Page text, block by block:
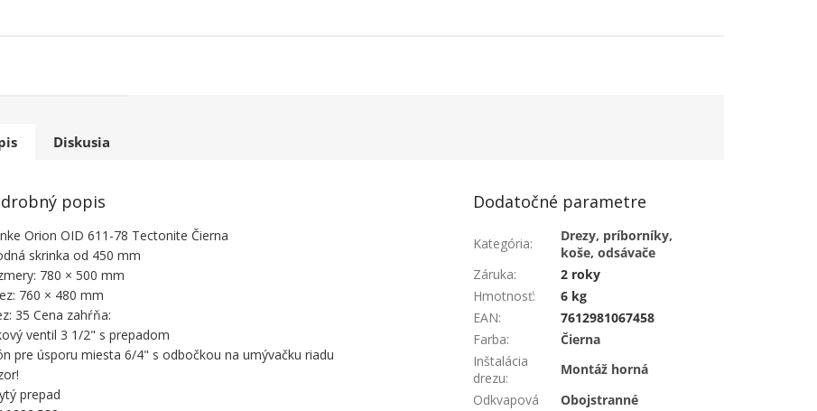
Diskusia
popis
Orion OID 611-78 Tectonite Čierna
skrinka od 450 mm
780 × 500 mm
760 × 480 mm
35 Cena zahŕňa:
ventil 3 1/2" s prepadom
pre úsporu miesta 6/4" s odbočkou na umývačku riadu
prepad
Dodatočné parametre
Kategória:
Drezy, príborníky,
koše, odsávače
Záruka:
2 roky
Hmotnosť:
6 kg
EAN:
7612981067458
Farba:
Čierna
Inštalácia
drezu:
Montáž horná
Odkvapová
Obojstranné